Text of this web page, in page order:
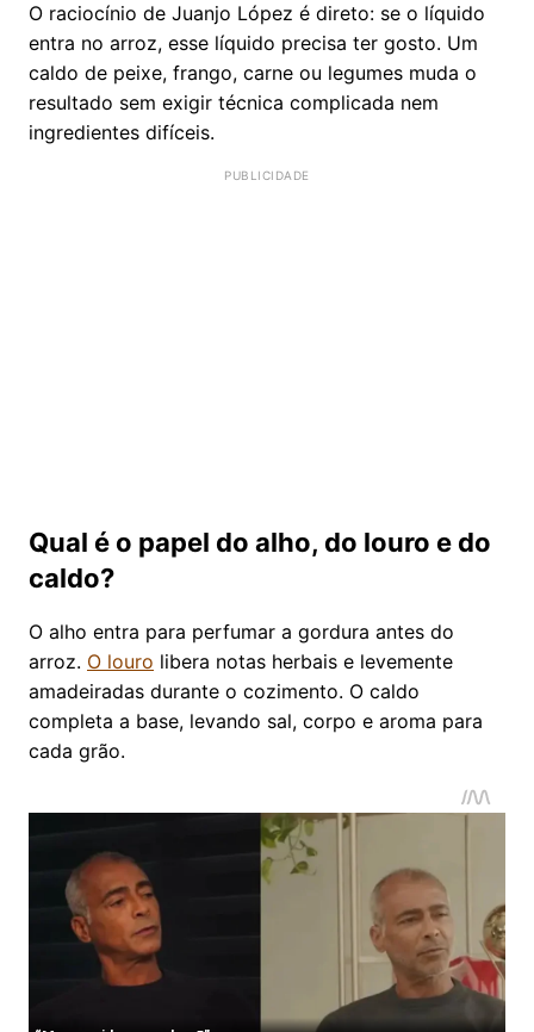
O raciocínio de Juanjo López é direto: se o líquido
entra no arroz, esse líquido precisa ter gosto. Um
caldo de peixe, frango, carne ou legumes muda o
resultado sem exigir técnica complicada nem
ingredientes difíceis.
Qual é o papel do alho, do louro e do
caldo?
O alho entra para perfumar a gordura antes do
arroz. O louro libera notas herbais e levemente
amadeiradas durante o cozimento. O caldo
completa a base, levando sal, corpo e aroma para
cada grão.